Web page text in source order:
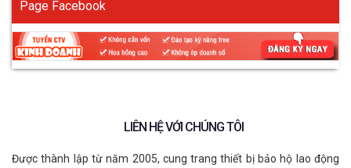
Page Facebook
LIÊN HỆ VỚI CHÚNG TÔI
Được thành lập từ năm 2005, cung trang thiết bị bảo hộ lao động